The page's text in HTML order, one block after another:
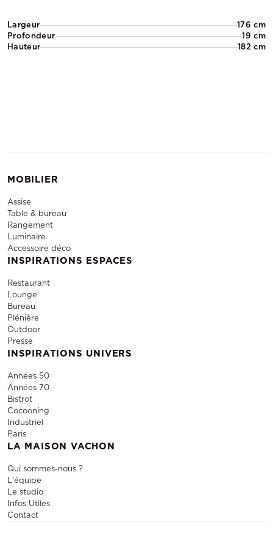
Largeur
176 cm
Profondeur
19 cm
Hauteur
182 cm
MOBILIER
Assise
Table & bureau
Rangement
Luminaire
Accessoire déco
INSPIRATIONS ESPACES
Restaurant
Lounge
Bureau
Plénière
Outdoor
Presse
INSPIRATIONS UNIVERS
Années 50
Années 70
Bistrot
Cocooning
Industriel
Paris
LA MAISON VACHON
Qui sommes-nous ?
L'équipe
Le studio
Infos Utiles
Contact